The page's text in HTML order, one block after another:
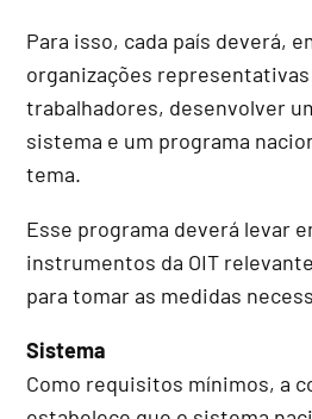
Para isso, cada país deverá,
organizações
trabalhadores, desenvolver
sistema e um programa
tema.
Esse programa deverá levar
instrumentos da OIT
para tomar as medidas
Sistema
Como requisitos mínimos, a